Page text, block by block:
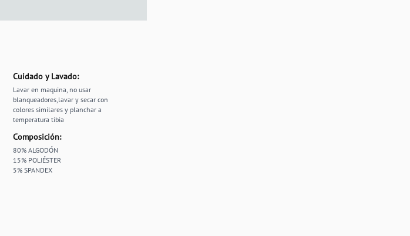
Cuidado y Lavado:
Lavar en maquina, no usar
blanqueadores,lavar y secar con
colores similares y planchar a
temperatura tibia
Composición:
80% ALGODÓN
15% POLIÉSTER
5% SPANDEX